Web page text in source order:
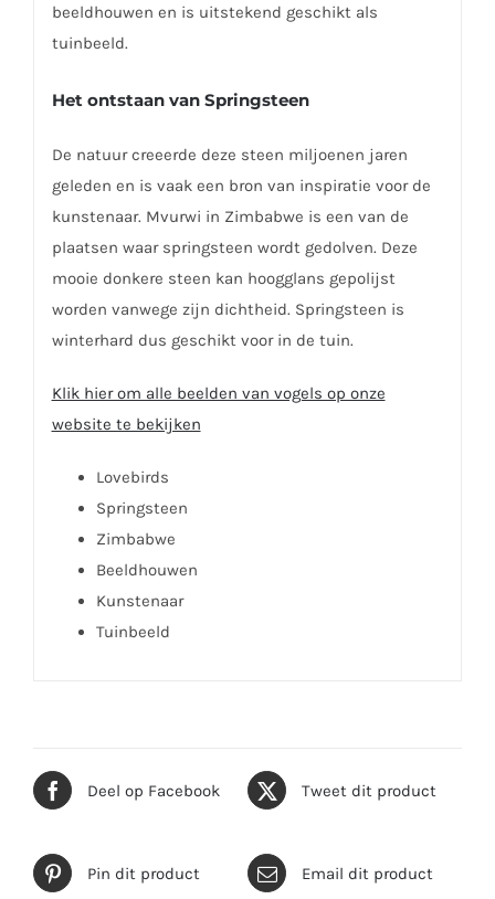
beeldhouwen en is uitstekend geschikt als
tuinbeeld.
Het ontstaan van Springsteen
De natuur creeerde deze steen miljoenen jaren
geleden en is vaak een bron van inspiratie voor de
kunstenaar. Mvurwi in Zimbabwe is een van de
plaatsen waar springsteen wordt gedolven. Deze
mooie donkere steen kan hoogglans gepolijst
worden vanwege zijn dichtheid. Springsteen is
winterhard dus geschikt voor in de tuin.
Klik hier om alle beelden van vogels op onze
website te bekijken
Lovebirds
Springsteen
Zimbabwe
Beeldhouwen
Kunstenaar
Tuinbeeld
Deel op Facebook Tweet dit product
Pin dit product Email dit product